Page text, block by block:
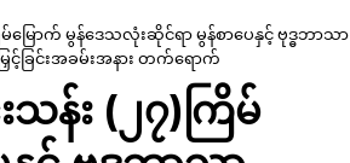
မြောက် မွန်ဒေသလုံးဆိုင်ရာ မွန်စာပေနှင့် ဗုဒ္ဓဘာသာ
ြှင့်ခြင်းအခမ်းအနား တက်ရောက်
သန်း (၂၇)ကြိမ်